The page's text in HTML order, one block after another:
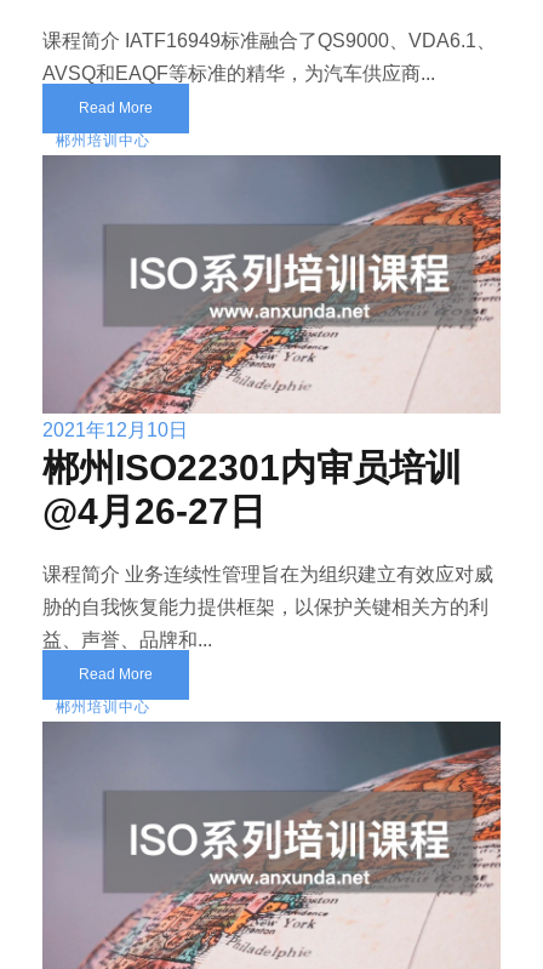
课程简介 IATF16949标准融合了QS9000、VDA6.1、
AVSQ和EAQF等标准的精华，为汽车供应商...
Read More
郴州培训中心
2021年12月10日
郴州ISO22301内审员培训
@4月26-27日
课程简介 业务连续性管理旨在为组织建立有效应对威
胁的自我恢复能力提供框架，以保护关键相关方的利
益、声誉、品牌和...
Read More
郴州培训中心